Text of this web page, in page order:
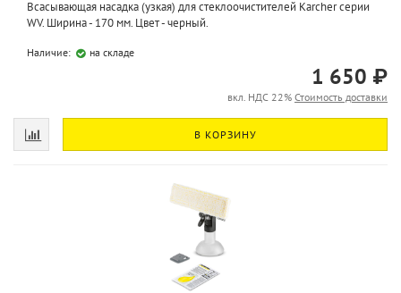
Всасывающая насадка (узкая) для стеклоочистителей Karcher серии
WV. Ширина - 170 мм. Цвет - черный.
Наличие: на складе
1 650 ₽
вкл. НДС 22% Стоимость доставки
В КОРЗИНУ